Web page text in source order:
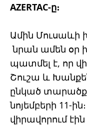
AZERTAC-ը։
Ամին Մուսաևի
նրան ամեն օր
պատմել է, որ
Շուշա և
ընկած
նոյեմբերի 11-
վիրավորում